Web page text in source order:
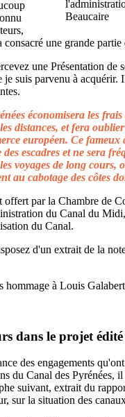
une grande
une Présentation de
je suis parvenu à acquérir.
économisera les
distances, et fera
européen. Ce fameux
escadres et ne sera
voyages de long cours,
au cabotage des côtes
offert par la Chambre de
du Canal du
du Canal.
d'un extrait de la
hommage à Louis
dans le projet édité
des engagements
du Canal des Pyrénées,
suivant, extrait du
sur la situation des